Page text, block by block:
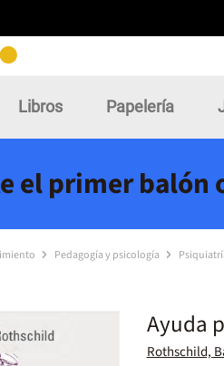
Libros Papelería
el primer balón
Pedagogía y psicología
Ayuda
Rothschild,